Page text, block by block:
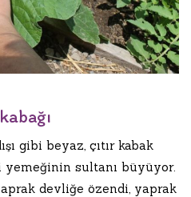
gibi beyaz, çıtır kabak
yemeğinin sultanı büyüyor.
devliğe özendi, yaprak